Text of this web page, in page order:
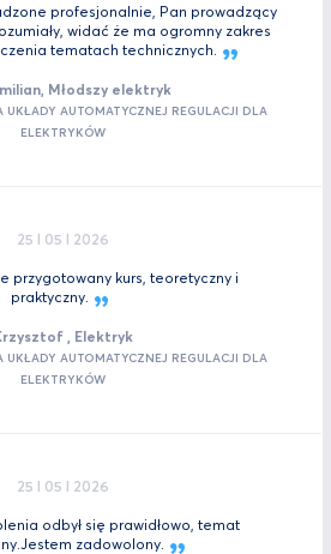
profesjonalnie, Pan prowadzący
widać że ma ogromny zakres
tematachtechnicznych.
Młodszy elektryk
AUTOMATYCZNEJ REGULACJI DLA
ELEKTRYKÓW
25 I 05 I 2026
przygotowany kurs, teoretyczny i
praktyczny.
, Elektryk
AUTOMATYCZNEJ REGULACJI DLA
ELEKTRYKÓW
25 I 05 I 2026
odbył się prawidłowo, temat
zadowolony.